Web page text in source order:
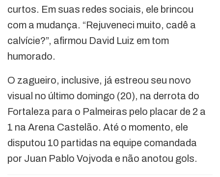
curtos. Em suas redes sociais, ele brincou
com a mudança. “Rejuveneci muito, cadê a
calvície?”, afirmou David Luiz em tom
humorado.
O zagueiro, inclusive, já estreou seu novo
visual no último domingo (20), na derrota do
Fortaleza para o Palmeiras pelo placar de 2 a
1 na Arena Castelão. Até o momento, ele
disputou 10 partidas na equipe comandada
por Juan Pablo Vojvoda e não anotou gols.